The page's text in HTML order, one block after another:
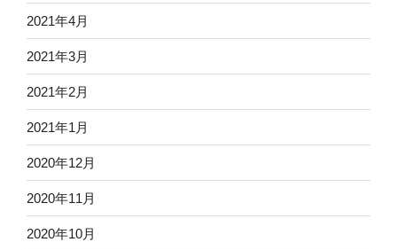
2021年4月
2021年3月
2021年2月
2021年1月
2020年12月
2020年11月
2020年10月